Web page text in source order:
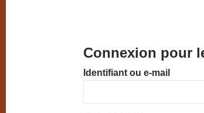
Connexion pour
Identifiant ou e-mail